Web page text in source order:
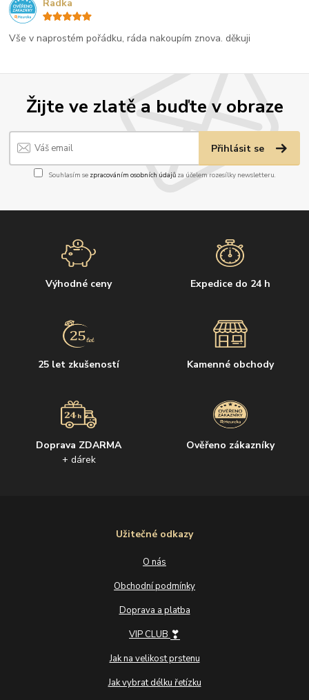
Žijte ve zlatě a buďte v obraze
Přihlásit se
Souhlasím se zpracováním osobních údajůza účelem rozesílky newsletteru.
Výhodné ceny Expedice do 24 h
25 let zkušeností Kamenné obchody
Doprava ZDARMA
+ dárek
Ověřeno zákazníky
Užitečné odkazy
O nás
Obchodní podmínky
Doprava a platba
VIP CLUB ❣
Jak na velikost prstenu
Jak vybrat délku řetízku
Vše v naprostém pořádku, ráda nakoupím znova. děkuji
Radka